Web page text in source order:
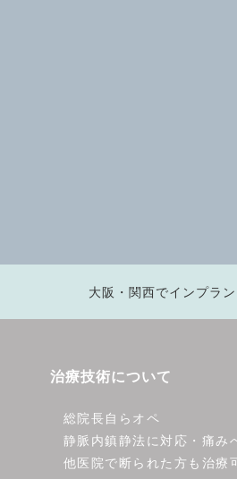
大阪・関西でインプラ
治療技術について
総院長自らオペ
静脈内鎮静法に対応・痛み
他医院で断られた方も治療